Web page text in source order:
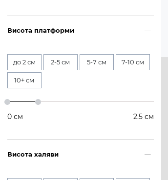
Висота платформи
до 2 см 2-5 см 5-7 см 7-10 см
10+ см
0 см 2.5 см
Висота халяви